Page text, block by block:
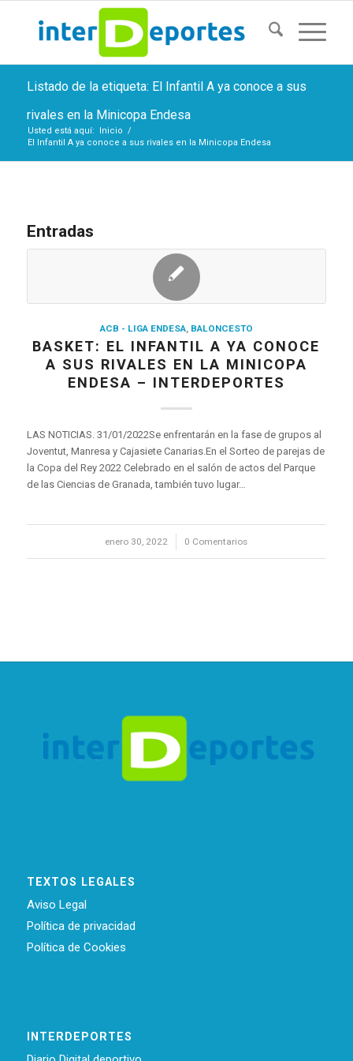
Listado de la etiqueta: El Infantil A ya conoce a sus
rivales en la Minicopa Endesa
Usted está aquí: Inicio /
El Infantil A ya conoce a sus rivales en la Minicopa Endesa
Entradas
ACB - LIGA ENDESA, BALONCESTO
BASKET: EL INFANTIL A YA CONOCE
A SUS RIVALES EN LA MINICOPA
ENDESA – INTERDEPORTES
LAS NOTICIAS. 31/01/2022Se enfrentarán en la fase de grupos al
Joventut, Manresa y Cajasiete Canarias.En el Sorteo de parejas de
la Copa del Rey 2022 Celebrado en el salón de actos del Parque
de las Ciencias de Granada, también tuvo lugar…
enero 30, 2022
/ 0 Comentarios
TEXTOS LEGALES
Aviso Legal
Política de privacidad
Política de Cookies
INTERDEPORTES